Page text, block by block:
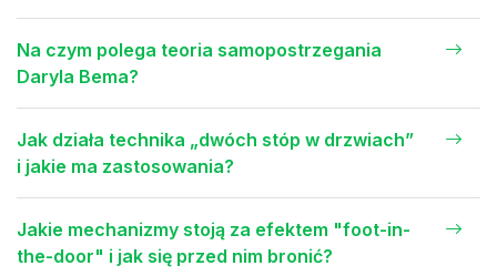
Na czym polega teoria samopostrzegania
Daryla Bema?
Jak działa technika „dwóch stóp w drzwiach”
i jakie ma zastosowania?
Jakie mechanizmy stoją za efektem "foot-in-
the-door" i jak się przed nim bronić?